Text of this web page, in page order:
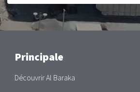
Main
Principale
Découvrir Al Baraka